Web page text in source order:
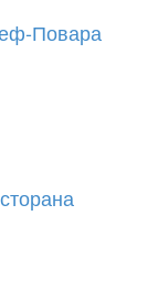
Повара